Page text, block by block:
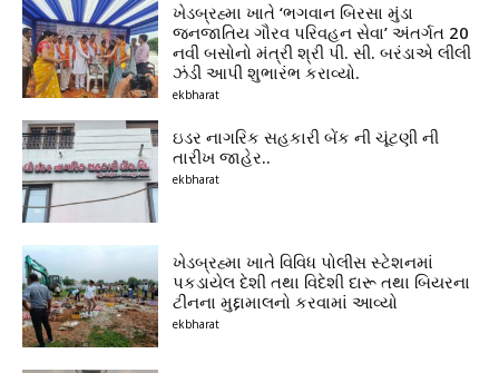
ખેડબ્રહ્મા ખાતે ‘ભગવાન બિરસા મુંડા
જનજાતિય ગૌરવ પરિવહન સેવા’ અંતર્ગત 20
નવી બસોનો મંત્રી શ્રી પી. સી. બરંડાએ લીલી
ઝંડી આપી શુભારંભ કરાવ્યો.
ekbharat
ઇડર નાગરિક સહકારી બેંક ની ચૂંટણી ની
તારીખ જાહેર..
ekbharat
ખેડબ્રહ્મા ખાતે વિવિધ પોલીસ સ્ટેશનમાં
પકડાયેલ દેશી તથા વિદેશી દારૂ તથા બિયરના
ટીનના મુદ્દામાલનો કરવામાં આવ્યો
ekbharat